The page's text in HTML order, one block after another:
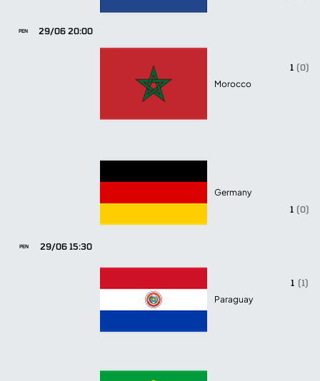
29/06 20:00
PEN
Morocco
1 (0)
29/06 15:30
PEN
Germany
Paraguay
1 (0)
1 (1)